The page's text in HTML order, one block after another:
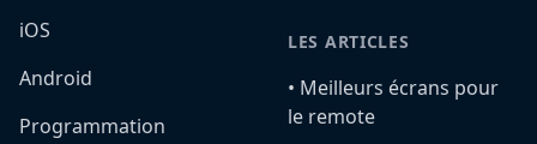
iOS
Android
Programmation
LES ARTICLES
•️ Meilleurs écrans pour
le remote